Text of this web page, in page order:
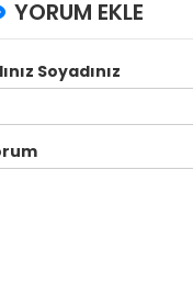
YORUM EKLE
Soyadınız